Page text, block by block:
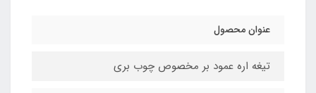
عنوان محصول
تیغه اره عمود بر مخصوص چوب بری